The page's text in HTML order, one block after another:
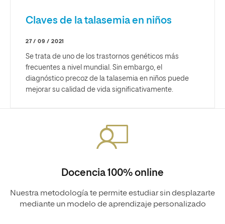
Claves de la talasemia en niños
27 / 09 / 2021
Se trata de uno de los trastornos genéticos más
frecuentes a nivel mundial. Sin embargo, el
diagnóstico precoz de la talasemia en niños puede
mejorar su calidad de vida significativamente.
Docencia 100% online
Nuestra metodología te permite estudiar sin desplazarte
mediante un modelo de aprendizaje personalizado